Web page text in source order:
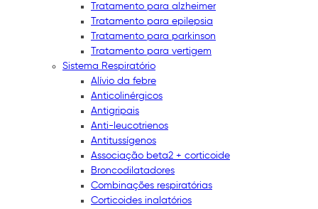
Tratamento para alzheimer
Tratamento para epilepsia
Tratamento para parkinson
Tratamento para vertigem
Sistema Respiratório
Alívio da febre
Anticolinérgicos
Antigripais
Anti-leucotrienos
Antitussígenos
Associação beta2 + corticoide
Broncodilatadores
Combinações respiratórias
Corticoides inalatórios